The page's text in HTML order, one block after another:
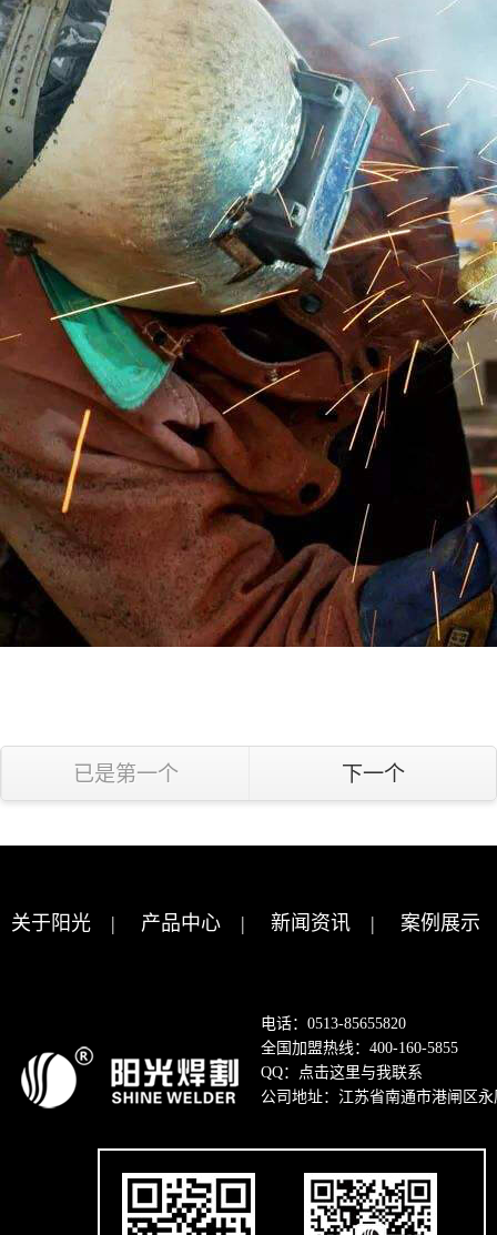
已是第一个 下一个
关于阳光 | 产品中心 | 新闻资讯 | 案例展示
电话：0513-85655820
全国加盟热线：400-160-5855
QQ： 点击这里与我联系
公司地址：江苏省南通市港闸区永